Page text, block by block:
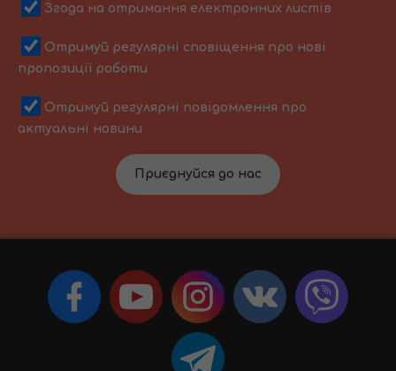
Згода на отримання електронних листів
Отримуй регулярні сповіщення про нові
пропозиції роботи
Отримуй регулярні повідомлення про
актуальні новини
Приєднуйся до нас